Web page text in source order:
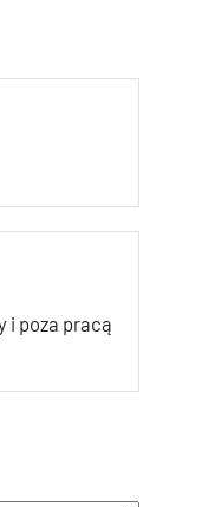
i poza pracą